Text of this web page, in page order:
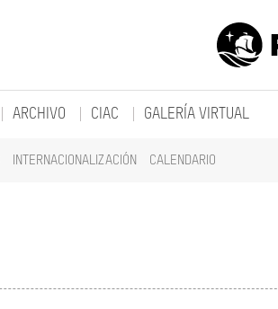
INTERNACIONALIZACIÓN CALENDARIO
ARCHIVO CIAC GALERÍA VIRTUAL